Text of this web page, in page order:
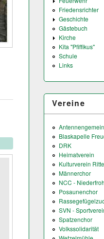
Friedensrichter
Geschichte
Gästebuch
Kirche
Kita "Pfiffikus"
Schule
Links
Vereine
Blaskapelle
DRK
Heimatverein
Kulturverein
Männerchor
NCC -
Posaunenchor
SVN -
Spatzenchor
Volkssolidarität